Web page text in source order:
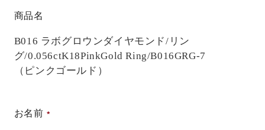
商品名
B016 ラボグロウンダイヤモンド/リン
グ/0.056ctK18PinkGold Ring/B016GRG-7
（ピンクゴールド）
お名前